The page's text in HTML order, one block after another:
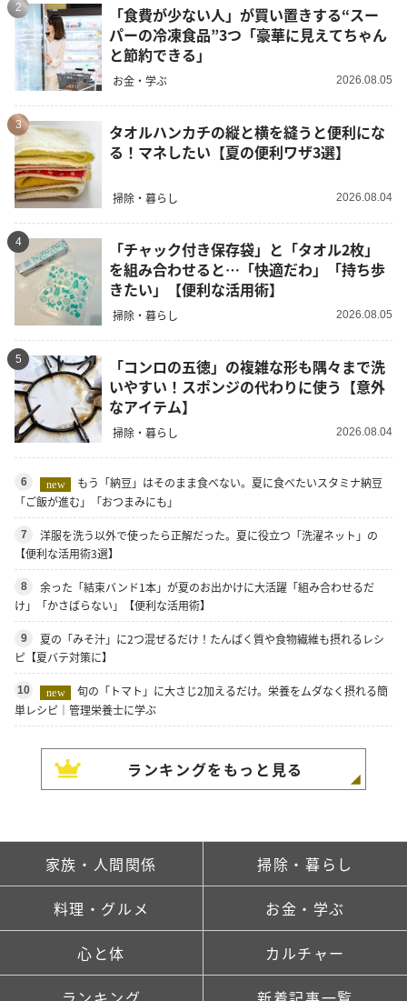
2
「食費が少ない人」が買い置きする“スー
パーの冷凍食品”3つ「豪華に見えてちゃん
と節約できる」
お金・学ぶ 2026.08.05
3
タオルハンカチの縦と横を縫うと便利にな
る！マネしたい【夏の便利ワザ3選】
掃除・暮らし 2026.08.04
4
「チャック付き保存袋」と「タオル2枚」
を組み合わせると…「快適だわ」「持ち歩
きたい」【便利な活用術】
掃除・暮らし 2026.08.05
5
「コンロの五徳」の複雑な形も隅々まで洗
いやすい！スポンジの代わりに使う【意外
なアイテム】
掃除・暮らし 2026.08.04
6 new
もう「納豆」はそのまま食べない。夏に食べたいスタミナ納豆
「ご飯が進む」「おつまみにも」
7
洋服を洗う以外で使ったら正解だった。夏に役立つ「洗濯ネット」の
【便利な活用術3選】
8
余った「結束バンド1本」が夏のお出かけに大活躍「組み合わせるだ
け」「かさばらない」【便利な活用術】
9
夏の「みそ汁」に2つ混ぜるだけ！たんぱく質や食物繊維も摂れるレシ
ピ【夏バテ対策に】
10 new
旬の「トマト」に大さじ2加えるだけ。栄養をムダなく摂れる簡
単レシピ｜管理栄養士に学ぶ
ランキングをもっと見る
家族・人間関係 掃除・暮らし
料理・グルメ お金・学ぶ
心と体 カルチャー